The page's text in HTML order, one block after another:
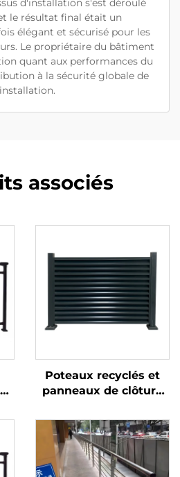
d'installation s'est déroulé
le résultat final était un
élégant et sécurisé pour les
Le propriétaire du bâtiment
quant aux performances du
à la sécurité globale de
associés
Poteaux recyclés et
panneaux de clôture
portail métallique
pour jardin écologique,
solution de clôture
durable